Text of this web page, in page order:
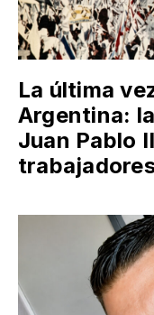
La última
Argentina:
Juan Pablo